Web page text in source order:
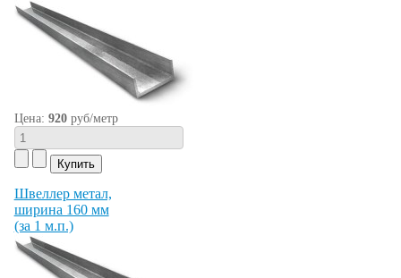
Цена: 920руб/метр
Швеллер метал,
ширина 160 мм
(за 1 м.п.)